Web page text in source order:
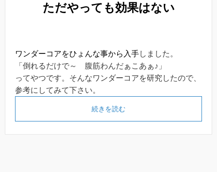
ただやっても効果はない
ワンダーコアをひょんな事から入手しました。
「倒れるだけで～ 腹筋わんだぁこあぁ♪」
ってやつです。そんなワンダーコアを研究したので、
参考にしてみて下さい。
続きを読む